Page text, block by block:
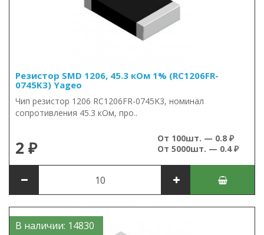
Резистор SMD 1206, 45.3 кОм 1% (RC1206FR-
0745K3) Yageo
Чип резистор 1206 RC1206FR-0745K3, номинал
сопротивления 45.3 кОм, про..
2 ₽
От 100шт. — 0.8 ₽
От 5000шт. — 0.4 ₽
В наличии: 14830